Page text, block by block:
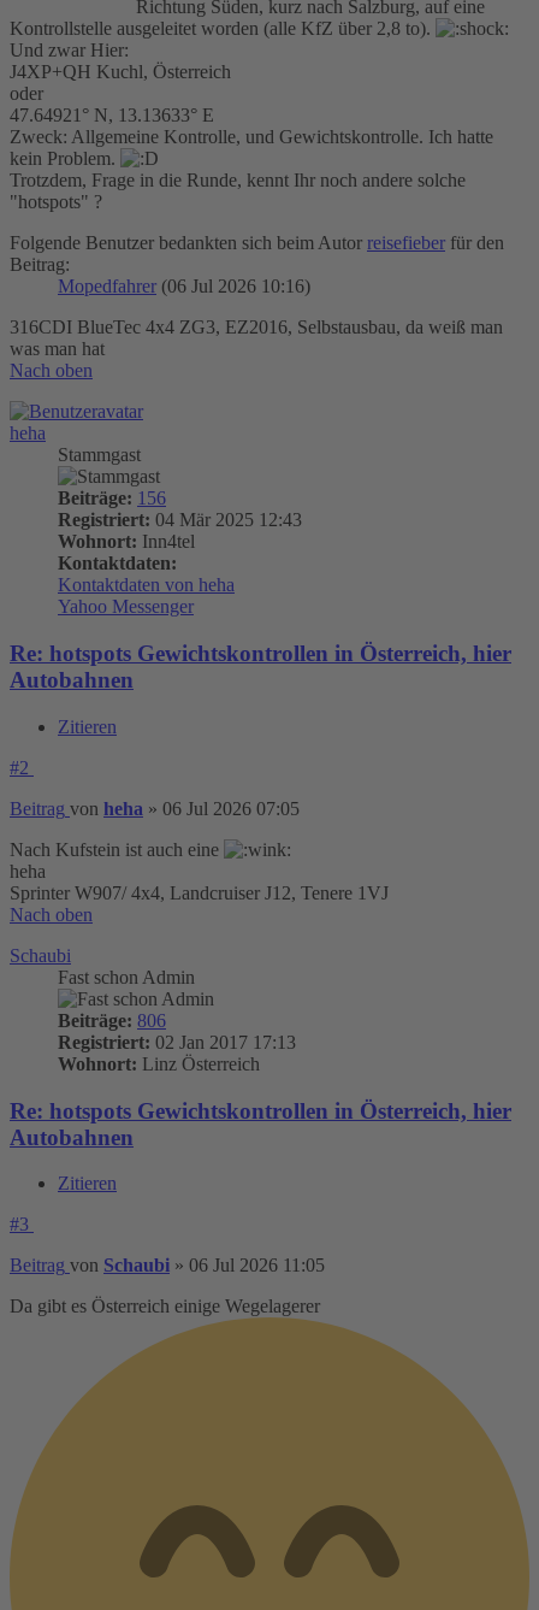
Richtung Süden, kurz nach Salzburg, auf eine
Kontrollstelle ausgeleitet worden (alle KfZ über 2,8 to).
Und zwar Hier:
J4XP+QH Kuchl, Österreich
oder
47.64921° N, 13.13633° E
Zweck: Allgemeine Kontrolle, und Gewichtskontrolle. Ich hatte
kein Problem.
Trotzdem, Frage in die Runde, kennt Ihr noch andere solche
"hotspots" ?
Folgende Benutzer bedankten sich beim Autor reisefieber für den
Beitrag:
Mopedfahrer (06 Jul 2026 10:16)
316CDI BlueTec 4x4 ZG3, EZ2016, Selbstausbau, da weiß man
was man hat
Nach oben
heha
Stammgast
Beiträge: 156
Registriert: 04 Mär 2025 12:43
Wohnort: Inn4tel
Kontaktdaten:
Kontaktdaten von heha
Yahoo Messenger
Re: hotspots Gewichtskontrollen in Österreich, hier
Autobahnen
Zitieren
#2
Beitrag von heha » 06 Jul 2026 07:05
Nach Kufstein ist auch eine
heha
Sprinter W907/ 4x4, Landcruiser J12, Tenere 1VJ
Nach oben
Schaubi
Fast schon Admin
Beiträge: 806
Registriert: 02 Jan 2017 17:13
Wohnort: Linz Österreich
Re: hotspots Gewichtskontrollen in Österreich, hier
Autobahnen
Zitieren
#3
Beitrag von Schaubi » 06 Jul 2026 11:05
Da gibt es Österreich einige Wegelagerer